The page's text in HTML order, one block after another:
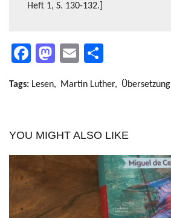
Heft 1, S. 130-132.]
Facebook
Mastodon
Email
Tags: Lesen Martin Luther Übersetzung
YOU MIGHT ALSO LIKE